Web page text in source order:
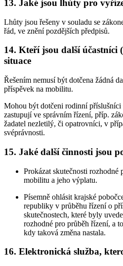
13. Jaké jsou lhůty pro
Lhůty jsou řešeny v souladu se
řád, ve znění pozdějších předpisů.
14. Kteří jsou další účastníci
situace
Řešením nemusí být dotčena žádná
příspěvek na mobilitu.
Mohou být dotčeni rodinní příslušníci
zastupují ve správním řízení, příp.
žadatel nezletilý, či opatrovníci, v
svéprávnosti.
15. Jaké další činnosti jsou
Prokázat skutečnosti rozhodné
mobilitu a jeho výplatu.
Písemně ohlásit krajské
republiky v průběhu řízení o
skutečnostech, které byly
rozhodné pro průběh řízení, a
kdy taková změna nastala.
16. Elektronická služba,